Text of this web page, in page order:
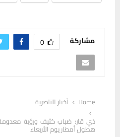
مشاركة 0
Home
أخبار الناصرية
ذي قار: ضباب كثيف ورؤية
هطول أمطار يوم الأربعاء